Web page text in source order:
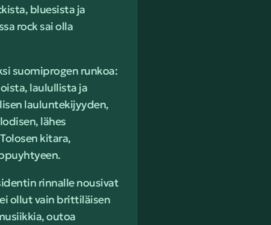
bluesista ja
rock sai olla
suomiprogen runkoa:
laulullista ja
lauluntekijyyden,
lähes
kitara,
rinnalle nousivat
ollut vain brittiläisen
outoa